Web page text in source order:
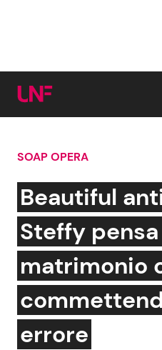
Cerca:
News e Cronaca
Attualità Italiana
Economia
SOAP OPERA
Beautiful
Steffy
matrimonio
errore